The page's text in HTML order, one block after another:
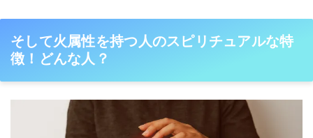
そして火属性を持つ人のスピリチュアルな特
徴！どんな人？